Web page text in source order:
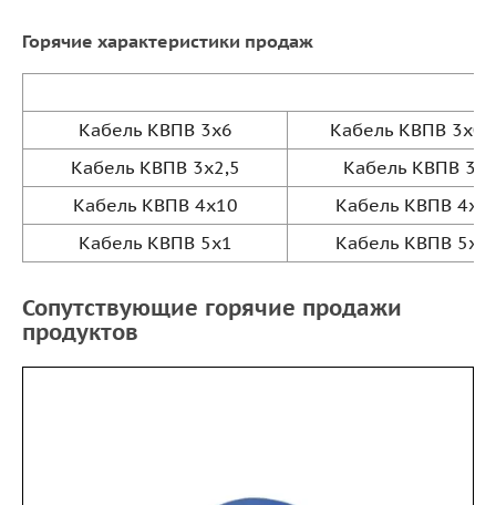
Горячие характеристики продаж
Кабель КВПВ 3х6
Кабель КВПВ
Кабель КВПВ 3х2,5
Кабель КВПВ 3х4
Кабель КВПВ 4х10
Кабель КВПВ
Кабель КВПВ 5х1
Кабель КВПВ
Сопутствующие горячие продажи
продуктов